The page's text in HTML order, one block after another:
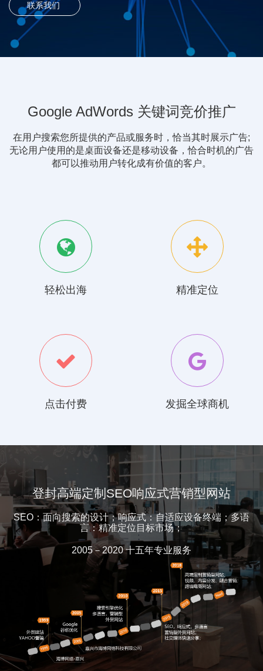
联系我们
Google AdWords 关键词竞价推广
在用户搜索您所提供的产品或服务时，恰当其时展示广告;
无论用户使用的是桌面设备还是移动设备，恰合时机的广告
都可以推动用户转化成有价值的客户。
轻松出海 精准定位
点击付费 发掘全球商机
登封高端定制SEO响应式营销型网站
SEO：面向搜索的设计；响应式：自适应设备终端；多语
言：精准定位目标市场；
2005－2020 十五年专业服务